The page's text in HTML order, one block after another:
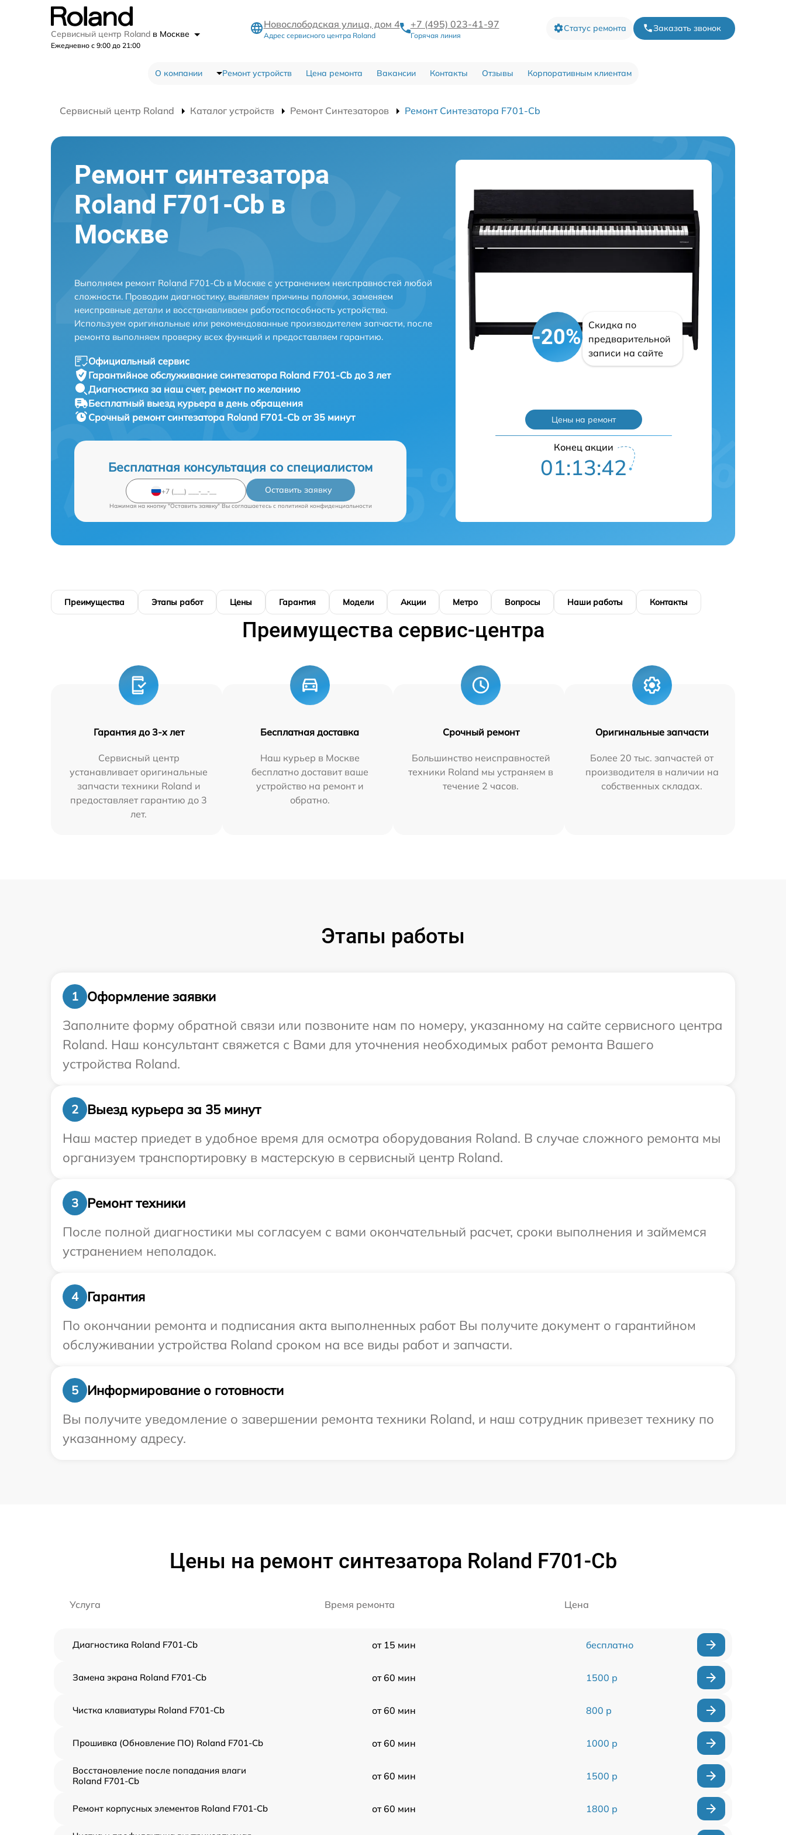
Сервисный центр Roland в Москве
Ежедневно с 9:00 до 21:00
Новослободская улица, дом 4
Адрес сервисного центра Roland
+7 (495) 023-41-97
Горячая линия
Статус ремонта Заказать звонок
О компании Ремонт устройств Цена ремонта Вакансии Контакты Отзывы Корпоративным клиентам
Сервисный центр Roland Каталог устройств Ремонт Синтезаторов Ремонт Синтезатора F701-Cb
Ремонт синтезатора
Roland F701-Cb в
Москве
Выполняем ремонт Roland F701-Cb в Москве с устранением неисправностей любой
сложности. Проводим диагностику, выявляем причины поломки, заменяем
неисправные детали и восстанавливаем работоспособность устройства.
Используем оригинальные или рекомендованные производителем запчасти, после
ремонта выполняем проверку всех функций и предоставляем гарантию.
Официальный сервис
Гарантийное обслуживание синтезатора Roland F701-Cb до 3 лет
Диагностика за наш счет, ремонт по желанию
Бесплатный выезд курьера в день обращения
Срочный ремонтсинтезатора Roland F701-Cb от 35 минут
Бесплатная консультация со специалистом
Оставить заявку
Нажимая на кнопку "Оставить заявку" Вы соглашаетесь c политикой конфиденциальности
-20%
Скидка по
предварительной
записи на сайте
Цены на ремонт
Конец акции
01:13:41
Преимущества Этапы работ Цены Гарантия Модели Акции Метро Вопросы Наши работы Контакты
Преимущества сервис-центра
Гарантия до 3-х лет
Сервисный центр
устанавливает оригинальные
запчасти техники Roland и
предоставляет гарантию до 3
лет.
Бесплатная доставка
Наш курьер в Москве
бесплатно доставит ваше
устройство на ремонт и
обратно.
Срочный ремонт
Большинство неисправностей
техники Roland мы устраняем в
течение 2 часов.
Оригинальные запчасти
Более 20 тыс. запчастей от
производителя в наличии на
собственных складах.
Этапы работы
1
Оформление заявки
Заполните форму обратной связи или позвоните нам по номеру, указанному на сайте сервисного центра
Roland. Наш консультант свяжется с Вами для уточнения необходимых работ ремонта Вашего
устройства Roland.
2
Выезд курьера за 35 минут
Наш мастер приедет в удобное время для осмотра оборудования Roland. В случае сложного ремонта мы
организуем транспортировку в мастерскую в сервисный центр Roland.
3
Ремонт техники
После полной диагностики мы согласуем с вами окончательный расчет, сроки выполнения и займемся
устранением неполадок.
4
Гарантия
По окончании ремонта и подписания акта выполненных работ Вы получите документ о гарантийном
обслуживании устройства Roland сроком на все виды работ и запчасти.
5
Информирование о готовности
Вы получите уведомление о завершении ремонта техники Roland, и наш сотрудник привезет технику по
указанному адресу.
Цены на ремонт синтезатора Roland F701-Cb
Услуга Время ремонта Цена
Диагностика Roland F701-Cb от 15 мин бесплатно
Замена экрана Roland F701-Cb от 60 мин 1500 р
Чистка клавиатуры Roland F701-Cb от 60 мин 800 р
Прошивка (Обновление ПО) Roland F701-Cb от 60 мин 1000 р
Восстановление после попадания влаги
Roland F701-Cb
от 60 мин 1500 р
Ремонт корпусных элементов Roland F701-Cb от 60 мин 1800 р